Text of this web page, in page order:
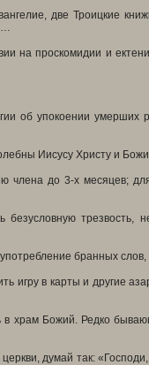
две Троицкие
на проскомидии и
об упокоении умерших
Иисусу Христу и
члена до 3-х месяцев;
трезвость,
бранных
игру в карты и другие
храм Божий. Редко
думай так: